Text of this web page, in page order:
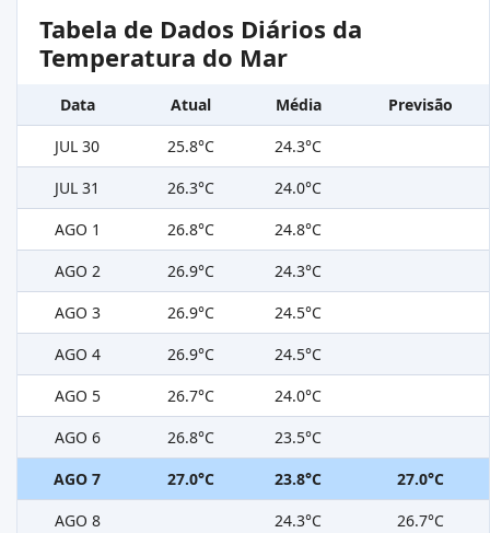
Tabela de Dados Diários da
Temperatura do Mar
Data Atual Média
Previsão
JUL 30
25.8°C
24.3°C
JUL 31
26.3°C
24.0°C
AGO 1
26.8°C
24.8°C
AGO 2
26.9°C
24.3°C
AGO 3
26.9°C
24.5°C
AGO 4
26.9°C
24.5°C
AGO 5
26.7°C
24.0°C
AGO 6
26.8°C
23.5°C
AGO 7
27.0°C 23.8°C
27.0°C
AGO 8
24.3°C
26.7°C